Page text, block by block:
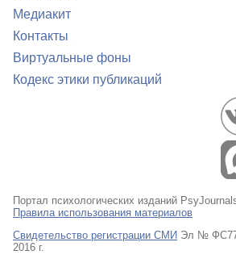
Медиакит
Контакты
Виртуальные фоны
Кодекс этики публикаций
Портал психологических изданий
Правила использования материалов
Свидетельство регистрации СМИ Эл №
2016 г.